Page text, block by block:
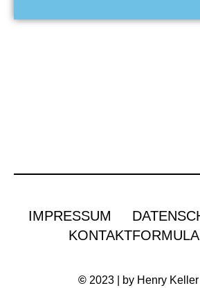
IMPRESSUM
© 2023 | by Henry Keller